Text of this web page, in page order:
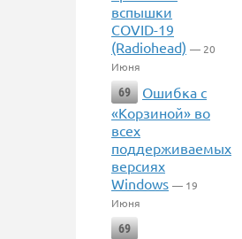
вспышки
COVID-19
(Radiohead) — 20
Июня
69
Ошибка с
«Корзиной» во
всех
поддерживаемых
версиях
Windows — 19
Июня
69